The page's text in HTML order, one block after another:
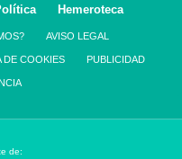
Hemeroteca
AVISO LEGAL
DE COOKIES PUBLICIDAD
de: